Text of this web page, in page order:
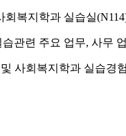
복지학과 실습실
관련 주요 업무, 사무
사회복지학과 실습경